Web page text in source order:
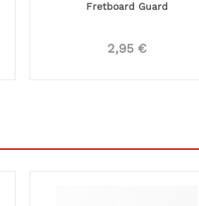
Fretboard Guard
2,95 €